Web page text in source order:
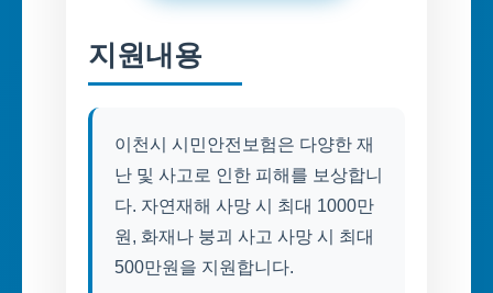
지원내용
이천시 시민안전보험은 다양한 재
난 및 사고로 인한 피해를 보상합니
다. 자연재해 사망 시 최대 1000만
원, 화재나 붕괴 사고 사망 시 최대
500만원을 지원합니다.